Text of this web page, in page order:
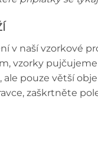
v naší vzorkové
vzorky
ale pouze větší
zaškrtněte